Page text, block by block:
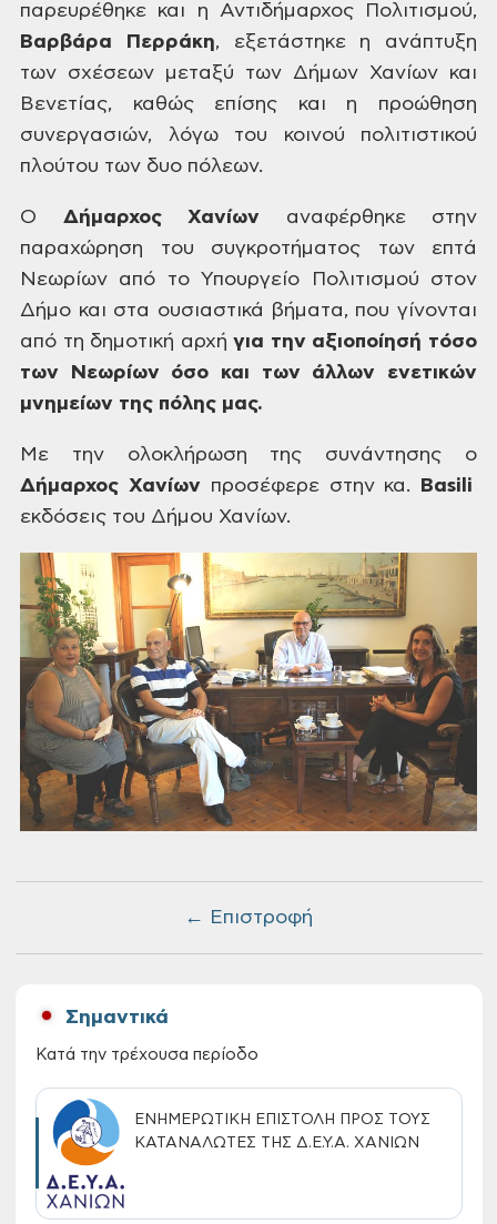
← Επιστροφή
παρευρέθηκε και η Αντιδήμαρχος Πολιτισμού,
Βαρβάρα Περράκη, εξετάστηκε η ανάπτυξη
των σχέσεων μεταξύ των Δήμων Χανίων και
Βενετίας, καθώςεπίσης και η προώθηση
συνεργασιών, λόγωτου κοινού πολιτιστικού
πλούτου των δυο πόλεων.
Ο Δήμαρχος Χανίων αναφέρθηκεστην
παραχώρηση του συγκροτήματος τωνεπτά
Νεωρίων από το Υπουργείο Πολιτισμού στον
Δήμο και στα ουσιαστικά βήματα, που γίνονται
από τη δημοτική αρχή για την αξιοποίησή τόσο
των Νεωρίων όσο και των άλλων ενετικών
μνημείων της πόλης μας.
Με την ολοκλήρωση της συνάντησης ο
Δήμαρχος Χανίων προσέφερεστηνκα.
Basili
εκδόσεις του Δήμου Χανίων.
Σημαντικά
Κατά την τρέχουσα περίοδο
ΕΝΗΜΕΡΩΤΙΚΗ ΕΠΙΣΤΟΛΗ ΠΡΟΣ ΤΟΥΣ
ΚΑΤΑΝΑΛΩΤΕΣ ΤΗΣ Δ.Ε.Υ.Α. ΧΑΝΙΩΝ